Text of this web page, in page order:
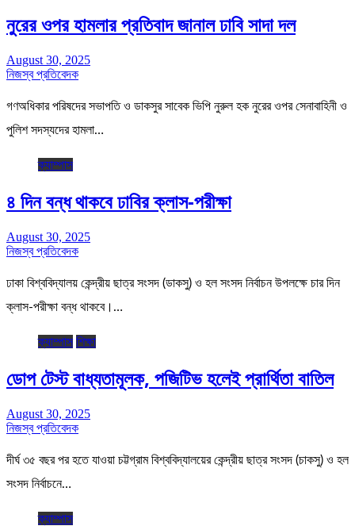
নুরের ওপর হামলার প্রতিবাদ জানাল ঢাবি সাদা দল
August 30, 2025
নিজস্ব প্রতিবেদক
গণঅধিকার পরিষদের সভাপতি ও ডাকসুর সাবেক ভিপি নুরুল হক নুরের ওপর সেনাবাহিনী ও
পুলিশ সদস্যদের হামলা…
ক্যাম্পাস
৪ দিন বন্ধ থাকবে ঢাবির ক্লাস-পরীক্ষা
August 30, 2025
নিজস্ব প্রতিবেদক
ঢাকা বিশ্ববিদ্যালয় কেন্দ্রীয় ছাত্র সংসদ (ডাকসু) ও হল সংসদ নির্বাচন উপলক্ষে চার দিন
ক্লাস-পরীক্ষা বন্ধ থাকবে।…
ক্যাম্পাস শিক্ষা
ডোপ টেস্ট বাধ্যতামূলক, পজিটিভ হলেই প্রার্থিতা বাতিল
August 30, 2025
নিজস্ব প্রতিবেদক
দীর্ঘ ৩৫ বছর পর হতে যাওয়া চট্টগ্রাম বিশ্ববিদ্যালয়ের কেন্দ্রীয় ছাত্র সংসদ (চাকসু) ও হল
সংসদ নির্বাচনে…
ক্যাম্পাস